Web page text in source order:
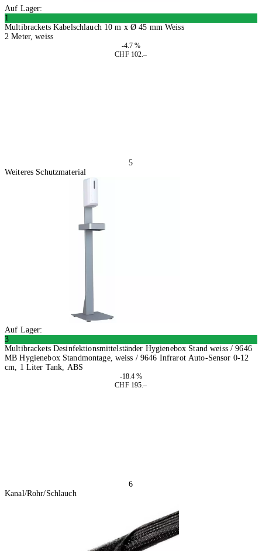
Auf Lager:
1
Multibrackets Kabelschlauch 10 m x Ø 45 mm Weiss
2 Meter, weiss
-4.7 %
CHF 102.–
5
Weiteres Schutzmaterial
Auf Lager:
3
Multibrackets Desinfektionsmittelständer Hygienebox Stand weiss / 9646
MB Hygienebox Standmontage, weiss / 9646 Infrarot Auto-Sensor 0-12
cm, 1 Liter Tank, ABS
-18.4 %
CHF 195.–
6
Kanal/Rohr/Schlauch